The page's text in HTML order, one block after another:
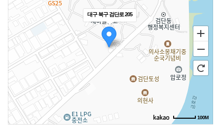
대구 북구 검단로 205
100M